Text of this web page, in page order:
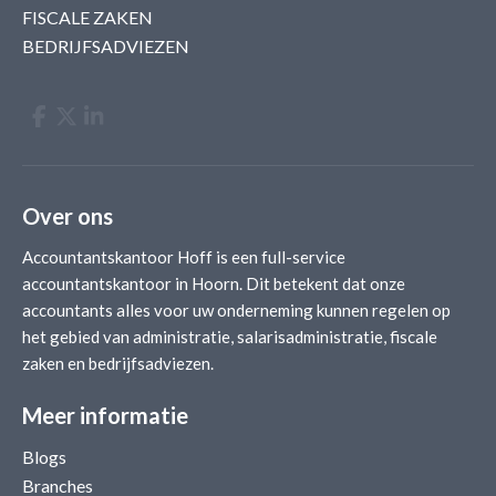
FISCALE ZAKEN
BEDRIJFSADVIEZEN
Over ons
Accountantskantoor Hoff is een full-service
accountantskantoor in Hoorn. Dit betekent dat onze
accountants alles voor uw onderneming kunnen regelen op
het gebied van administratie, salarisadministratie, fiscale
zaken en bedrijfsadviezen.
Meer informatie
Blogs
Branches